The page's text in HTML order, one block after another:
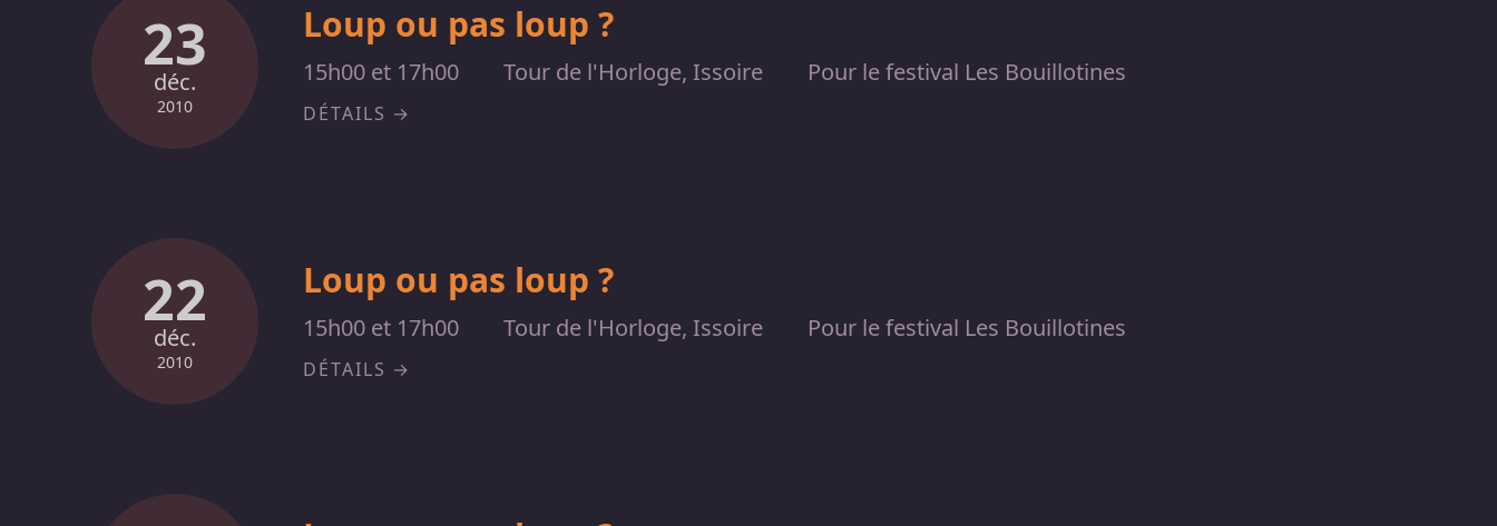
23
déc.
2010
Loup ou pas loup ?
15h00 et 17h00 Tour de l'Horloge, Issoire Pour le festival Les Bouillotines
DÉTAILS
22
déc.
2010
Loup ou pas loup ?
15h00 et 17h00 Tour de l'Horloge, Issoire Pour le festival Les Bouillotines
DÉTAILS